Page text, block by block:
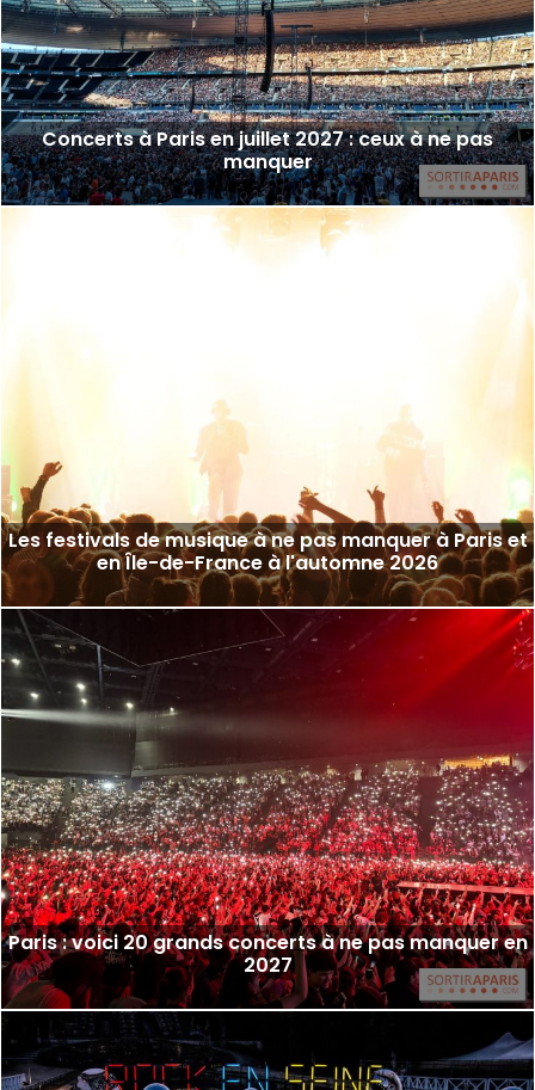
Concerts à Paris en juillet 2027 : ceux à ne pas
manquer
Les festivals de musique à ne pas manquer à Paris et
en Île-de-France à l'automne 2026
Paris : voici 20 grands concerts à ne pas manquer en
2027